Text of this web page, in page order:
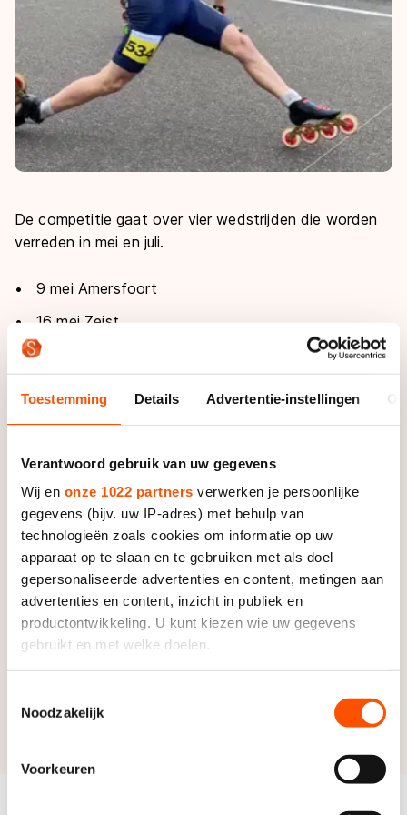
Toestemming Details Advertentie-instellingen
Verantwoord gebruik van uw gegevens
Wij en onze 1022 partners verwerken je persoonlijke
gegevens (bijv. uw IP-adres) met behulp van
technologieën zoals cookies om informatie op uw
apparaat op te slaan en te gebruiken met als doel
gepersonaliseerde advertenties en content, metingen aan
advertenties en content, inzicht in publiek en
productontwikkeling. U kunt kiezen wie uw gegevens
gebruikt en met welke doelen.
Informatie verzamelen over uw geografische locatie,
Uw apparaat identificeren door het actief te scannen
op specifieke eigenschappen (fingerprinting)
Noodzakelijk
Voorkeuren
De competitie gaat over vier wedstrijden die worden
verreden in mei en juli.
9 mei Amersfoort
16 mei Zeist
4 juli Ede
series/finale, puntenkoers en voor de jongsten een
hindernissenparcours.
Flyer
Informatie
Programma
De wedstrijden starten om 10.00 uur, aanmelden voor
9.30 uur.